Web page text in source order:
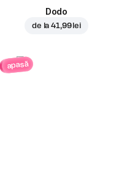
Dodo
de la41,99 lei
apasă